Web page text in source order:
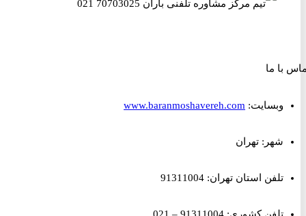
ما
وبسایت:www.baranmoshavereh.com
شهر: تهران
تلفن استان تهران: 91311004